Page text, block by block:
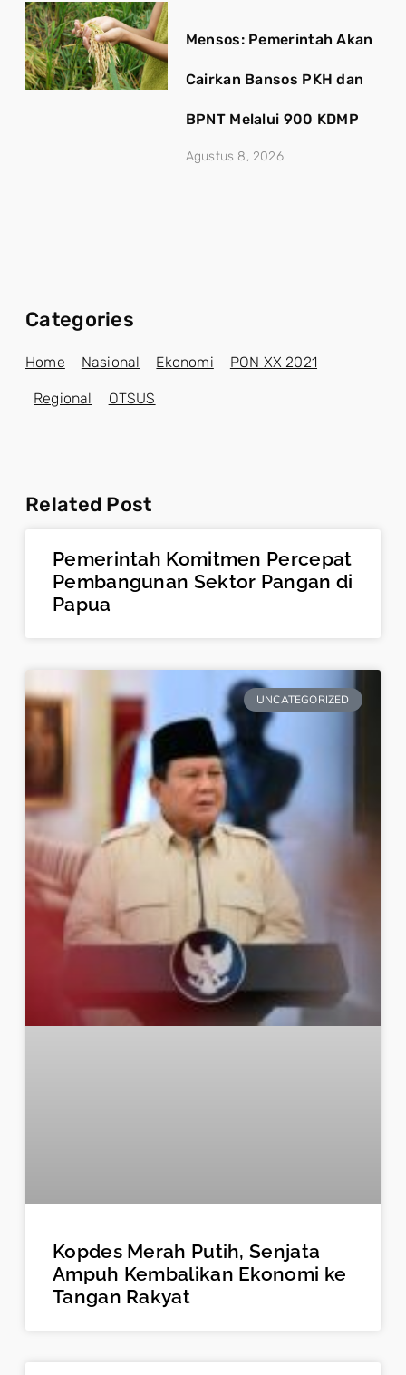
Mensos: Pemerintah Akan
Cairkan Bansos PKH dan
BPNT Melalui 900 KDMP
Agustus 8, 2026
Categories
Home Nasional Ekonomi PON XX 2021
Regional OTSUS
Related Post
Pemerintah Komitmen Percepat
Pembangunan Sektor Pangan di
Papua
UNCATEGORIZED
Kopdes Merah Putih, Senjata
Ampuh Kembalikan Ekonomi ke
Tangan Rakyat